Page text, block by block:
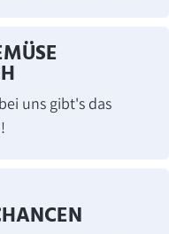
uns gibt's das